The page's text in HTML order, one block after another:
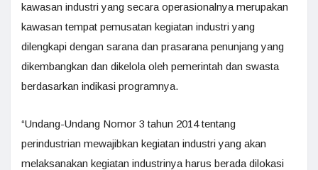
kawasan industri yang secara operasionalnya merupakan
kawasan tempat pemusatan kegiatan industri yang
dilengkapi dengan sarana dan prasarana penunjang yang
dikembangkan dan dikelola oleh pemerintah dan swasta
berdasarkan indikasi programnya.
“Undang-Undang Nomor 3 tahun 2014 tentang
perindustrian mewajibkan kegiatan industri yang akan
melaksanakan kegiatan industrinya harus berada dilokasi